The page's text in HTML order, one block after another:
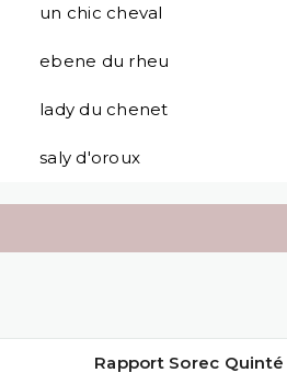
un chic cheval
ebene du rheu
lady du chenet
saly d'oroux
Rapport Sorec Quinté